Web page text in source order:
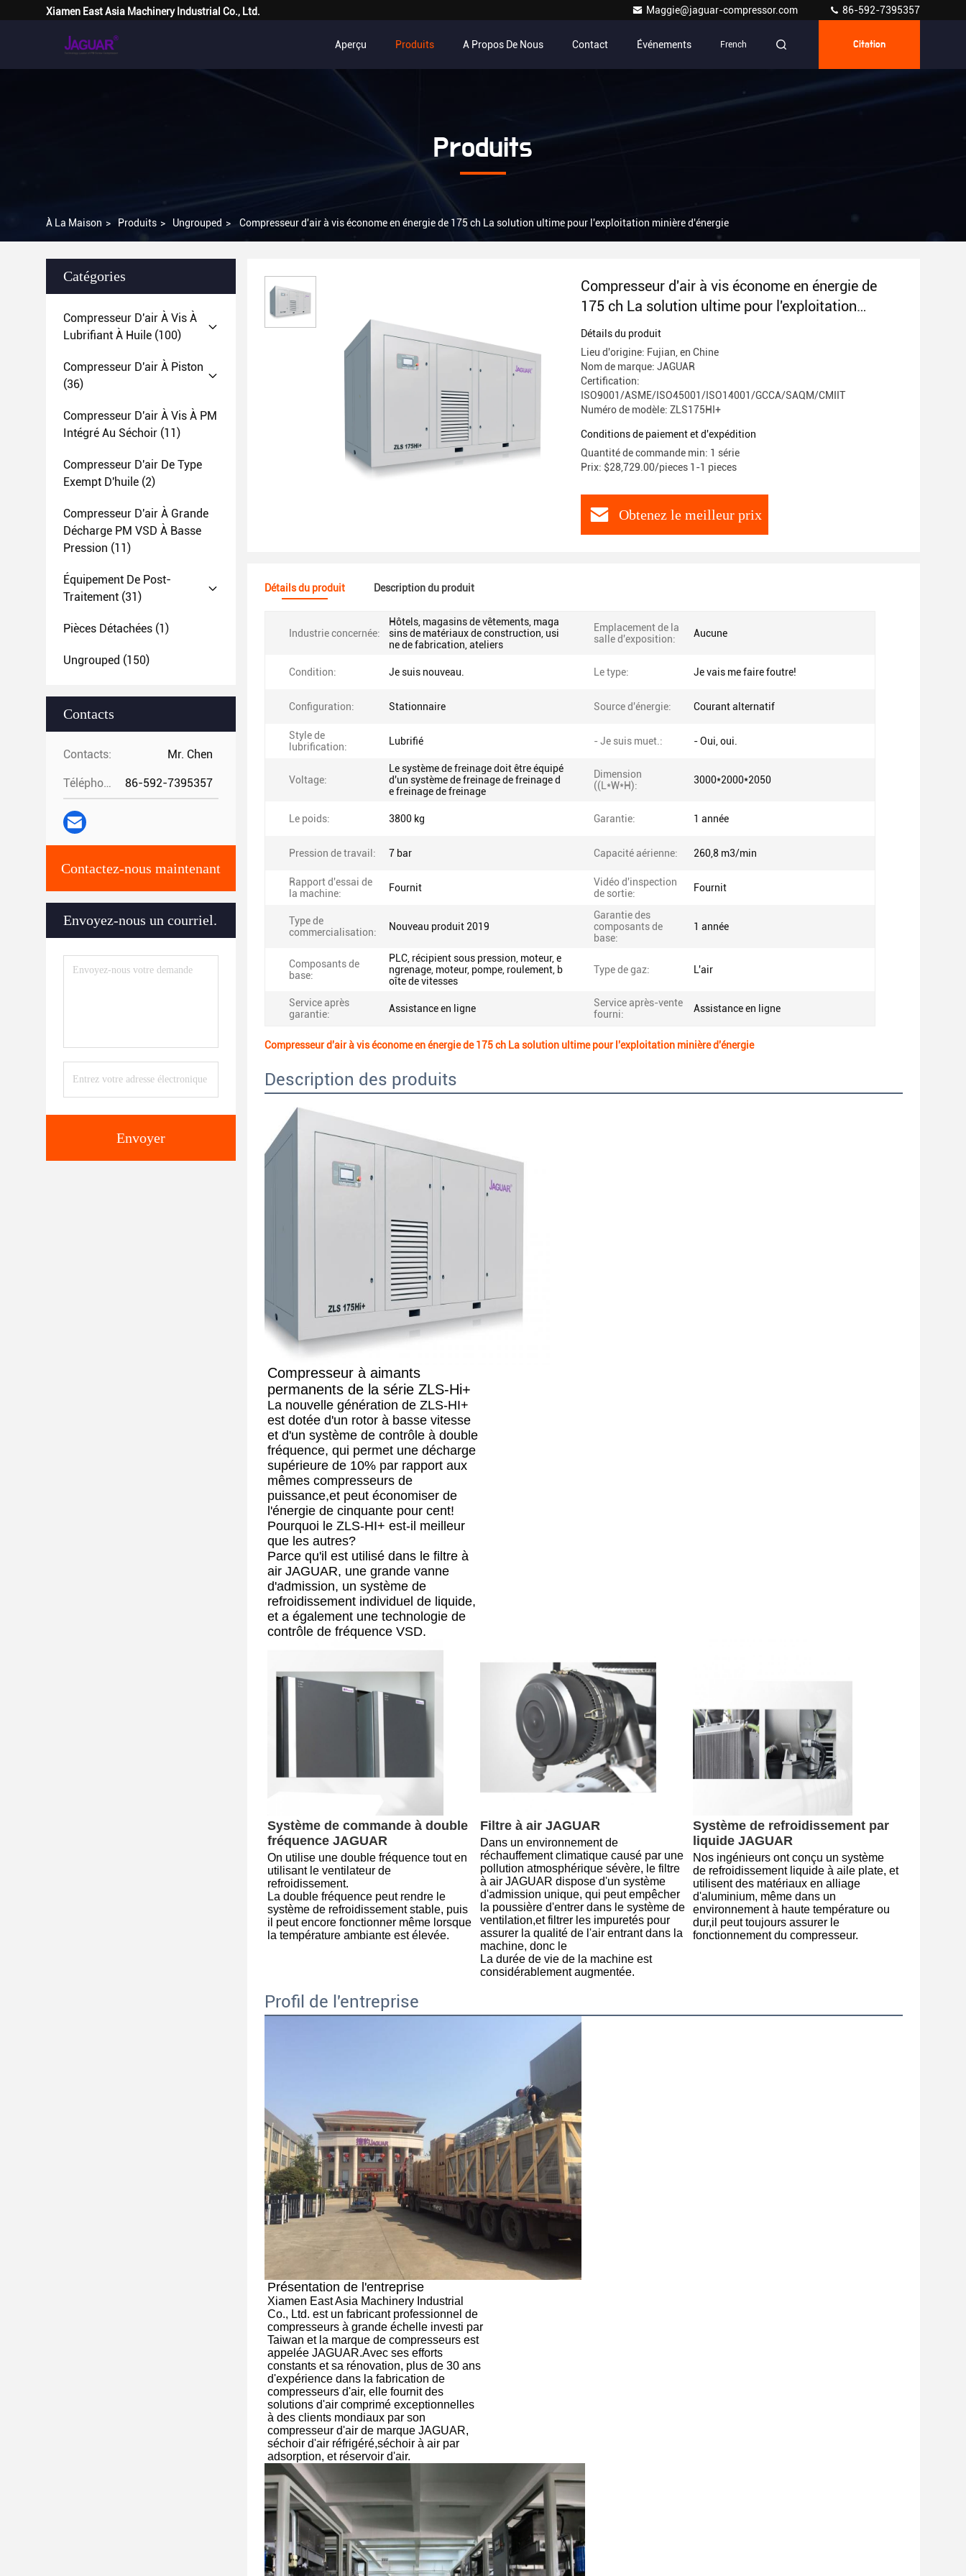
Xiamen East Asia Machinery Industrial Co., Ltd. Maggie@jaguar-compressor.com 86-592-7395357
Aperçu Produits A Propos De Nous Contact Événements French Citation
Produits
À La Maison > Produits > Ungrouped > Compresseur d'air à vis économe en énergie de 175 ch La solution ultime pour l'exploitation minière d'énergie
Catégories
Compresseur D'air À Vis À
Lubrifiant À Huile (100)
Compresseur D'air À Piston
(36)
Compresseur D'air À Vis À PM
Intégré Au Séchoir (11)
Compresseur D'air De Type
Exempt D'huile (2)
Compresseur D'air À Grande
Décharge PM VSD À Basse
Pression (11)
Équipement De Post-
Traitement (31)
Pièces Détachées (1)
Ungrouped (150)
Contacts
Contacts: Mr. Chen
Téléphone: 86-592-7395357
Contactez-nous maintenant
Envoyez-nous un courriel.
Envoyer
Compresseur d'air à vis économe en énergie de
175 ch La solution ultime pour l'exploitation
minière d'énergie
Détails du produit
Lieu d'origine: Fujian, en Chine
Nom de marque: JAGUAR
Certification:
ISO9001/ASME/ISO45001/ISO14001/GCCA/SAQM/CMIIT
Numéro de modèle: ZLS175HI+
Conditions de paiement et d'expédition
Quantité de commande min: 1 série
Prix: $28,729.00/pieces 1-1 pieces
Obtenez le meilleur prix
Détails du produit Description du produit
Industrie concernée:
Hôtels, magasins de vêtements, maga
sins de matériaux de construction, usi
ne de fabrication, ateliers
Emplacement de la
salle d'exposition:
Aucune
Condition: Je suis nouveau. Le type: Je vais me faire foutre!
Configuration: Stationnaire Source d'énergie: Courant alternatif
Style de
lubrification:
Lubrifié - Je suis muet.: - Oui, oui.
Voltage:
Le système de freinage doit être équipé
d'un système de freinage de freinage d
e freinage de freinage
Dimension
((L*W*H):
3000*2000*2050
Le poids: 3800 kg Garantie: 1 année
Pression de travail: 7 bar Capacité aérienne: 260,8 m3/min
Rapport d'essai de
la machine:
Fournit
Vidéo d'inspection
de sortie:
Fournit
Type de
commercialisation:
Nouveau produit 2019
Garantie des
composants de
base:
1 année
Composants de
base:
PLC, récipient sous pression, moteur, e
ngrenage, moteur, pompe, roulement, b
oîte de vitesses
Type de gaz: L'air
Service après
garantie:
Assistance en ligne
Service après-vente
fourni:
Assistance en ligne
Compresseur d'air à vis économe en énergie de 175 ch La solution ultime pour l'exploitation minière d'énergie
Description des produits
Compresseur à aimants
permanents de la série ZLS-Hi+
La nouvelle génération de ZLS-HI+
est dotée d'un rotor à basse vitesse
et d'un système de contrôle à double
fréquence, qui permet une décharge
supérieure de 10% par rapport aux
mêmes compresseurs de
puissance,et peut économiser de
l'énergie de cinquante pour cent!
Pourquoi le ZLS-HI+ est-il meilleur
que les autres?
Parce qu'il est utilisé dans le filtre à
air JAGUAR, une grande vanne
d'admission, un système de
refroidissement individuel de liquide,
et a également une technologie de
contrôle de fréquence VSD.
Système de commande à double
fréquence JAGUAR
On utilise une double fréquence tout en
utilisant le ventilateur de
refroidissement.
La double fréquence peut rendre le
système de refroidissement stable, puis
il peut encore fonctionner même lorsque
la température ambiante est élevée.
Filtre à air JAGUAR
Dans un environnement de
réchauffement climatique causé par une
pollution atmosphérique sévère, le filtre
à air JAGUAR dispose d'un système
d'admission unique, qui peut empêcher
la poussière d'entrer dans le système de
ventilation,et filtrer les impuretés pour
assurer la qualité de l'air entrant dans la
machine, donc le
La durée de vie de la machine est
considérablement augmentée.
Système de refroidissement par
liquide JAGUAR
Nos ingénieurs ont conçu un système
de refroidissement liquide à aile plate, et
utilisent des matériaux en alliage
d'aluminium, même dans un
environnement à haute température ou
dur,il peut toujours assurer le
fonctionnement du compresseur.
Profil de l'entreprise
Présentation de l'entreprise
Xiamen East Asia Machinery Industrial
Co., Ltd. est un fabricant professionnel de
compresseurs à grande échelle investi par
Taiwan et la marque de compresseurs est
appelée JAGUAR.Avec ses efforts
constants et sa rénovation, plus de 30 ans
d'expérience dans la fabrication de
compresseurs d'air, elle fournit des
solutions d'air comprimé exceptionnelles
à des clients mondiaux par son
compresseur d'air de marque JAGUAR,
séchoir d'air réfrigéré,séchoir à air par
adsorption, et réservoir d'air.